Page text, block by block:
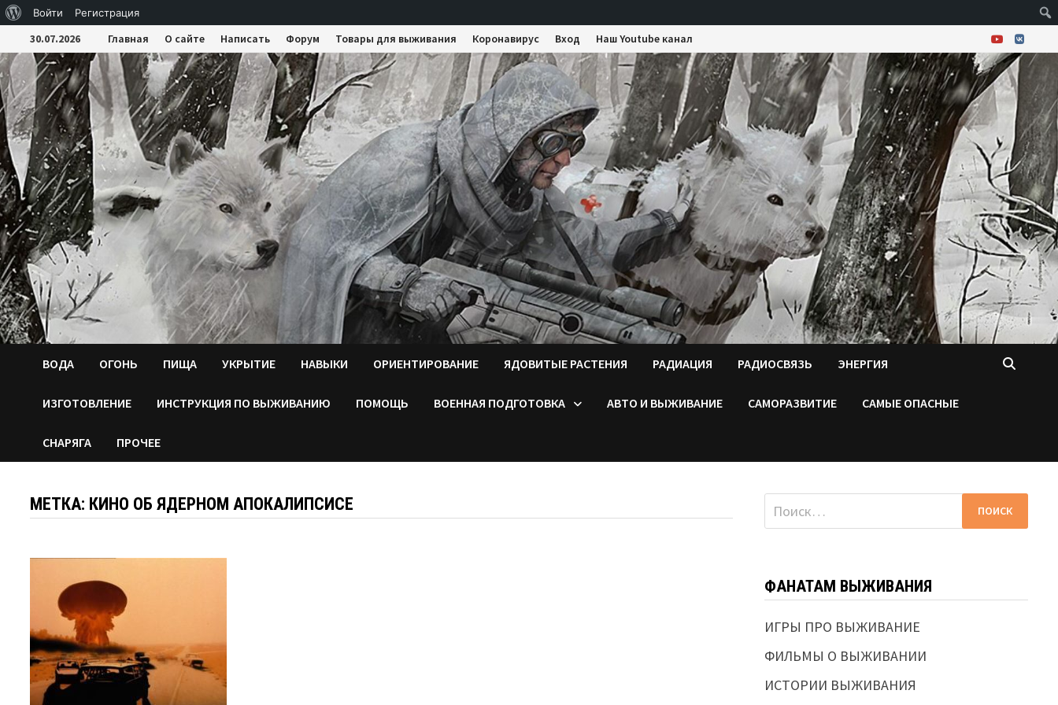
WordPress
Войти Регистрация
Перейти
к
содержимому
30.07.2026 Главная О сайте Написать Форум Товары для выживания Коронавирус Вход Наш Youtube канал
ВОДA ОГОНЬ ПИЩА УКРЫТИЕ НАВЫКИ ОРИЕНТИРОВАНИЕ ЯДОВИТЫЕ РАСТЕНИЯ РАДИАЦИЯ РАДИОСВЯЗЬ ЭНЕРГИЯ
ИЗГОТОВЛЕНИЕ ИНСТРУКЦИЯ ПО ВЫЖИВАНИЮ ПОМОЩЬ ВОЕННАЯ ПОДГОТОВКА АВТО И ВЫЖИВАНИЕ САМОРАЗВИТИЕ САМЫЕ ОПАСНЫЕ
СНАРЯГА ПРОЧЕЕ
МЕТКА: КИНО ОБ ЯДЕРНОМ АПОКАЛИПСИСЕ Найти:
ФАНАТАМ ВЫЖИВАНИЯ
ИГРЫ ПРО ВЫЖИВАНИЕ
ФИЛЬМЫ О ВЫЖИВАНИИ
ИСТОРИИ ВЫЖИВАНИЯ